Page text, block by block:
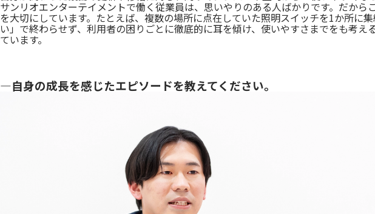
サンリオエンターテイメントで働く従業員は、思いやりのある人ばかりです。だか
を大切にしています。たとえば、複数の場所に点在していた照明スイッチを1か所に
い」で終わらせず、利用者の困りごとに徹底的に耳を傾け、使いやすさまでをも考
ています。
―自身の成長を感じたエピソードを教えてください。